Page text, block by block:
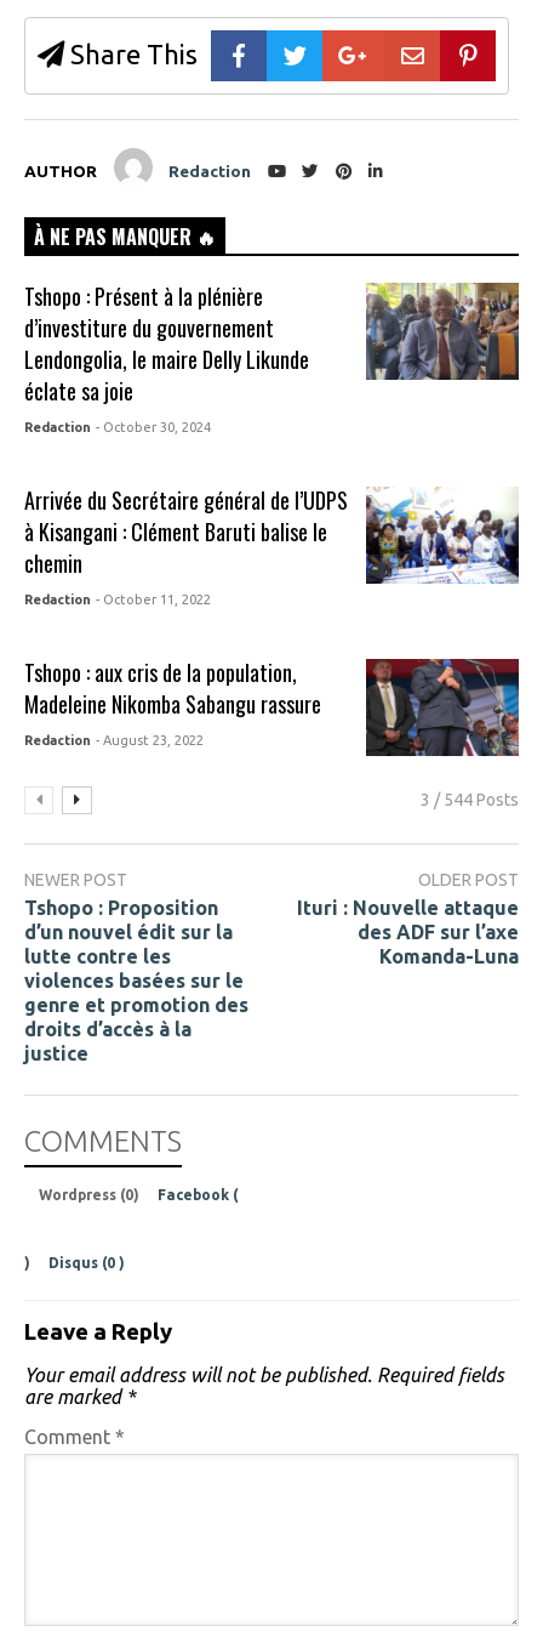
n
n
e
w
d
)
w
n
d
w
Share This
AUTHOR Redaction
À NE PAS MANQUER 🔥
Tshopo : Présent à la plénière
d’investiture du gouvernement
Lendongolia, le maire Delly Likunde
éclate sa joie
Redaction - October 30, 2024
Arrivée du Secrétaire général de l’UDPS
à Kisangani : Clément Baruti balise le
chemin
Redaction - October 11, 2022
Tshopo : aux cris de la population,
Madeleine Nikomba Sabangu rassure
Redaction - August 23, 2022
3 / 544 Posts
NEWER POST
Tshopo : Proposition
d’un nouvel édit sur la
lutte contre les
violences basées sur le
genre et promotion des
droits d’accès à la
justice
OLDER POST
Ituri : Nouvelle attaque
des ADF sur l’axe
Komanda-Luna
COMMENTS
Wordpress (0) Facebook (
) Disqus (0 )
Leave a Reply
Your email address will not be published. Required fields
are marked *
Comment *